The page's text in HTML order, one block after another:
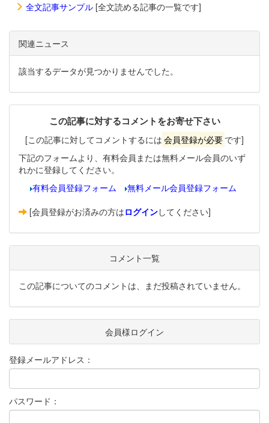
全文記事サンプル [全文読める記事の一覧です]
関連ニュース
該当するデータが見つかりませんでした。
この記事に対するコメントをお寄せ下さい
[この記事に対してコメントするには 会員登録が必要 です]
下記のフォームより、有料会員または無料メール会員のいず
れかに登録してください。
有料会員登録フォーム
無料メール会員登録フォーム
[会員登録がお済みの方はログインしてください]
コメント一覧
この記事についてのコメントは、まだ投稿されていません。
会員様ログイン
登録メールアドレス：
パスワード：